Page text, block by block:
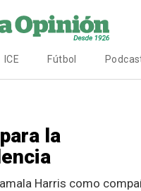
ICE Fútbol
la
Harris como